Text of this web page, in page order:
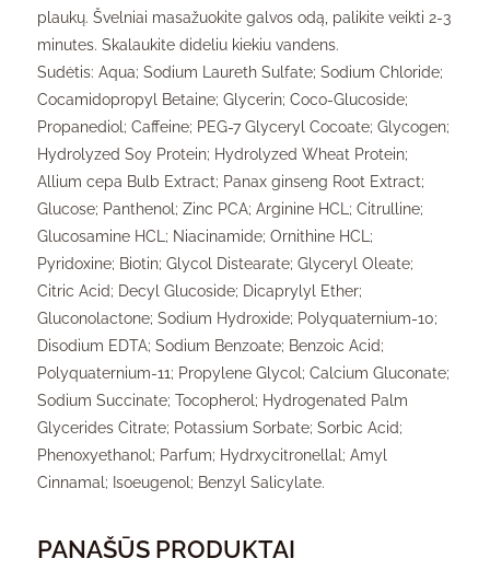
plaukų. Švelniai masažuokite galvos odą, palikite veikti 2-3
minutes. Skalaukite dideliu kiekiu vandens.
Sudėtis: Aqua; Sodium Laureth Sulfate; Sodium Chloride;
Cocamidopropyl Betaine; Glycerin; Coco-Glucoside;
Propanediol; Caffeine; PEG-7 Glyceryl Cocoate; Glycogen;
Hydrolyzed Soy Protein; Hydrolyzed Wheat Protein;
Allium cepa Bulb Extract; Panax ginseng Root Extract;
Glucose; Panthenol; Zinc PCA; Arginine HCL; Citrulline;
Glucosamine HCL; Niacinamide; Ornithine HCL;
Pyridoxine; Biotin; Glycol Distearate; Glyceryl Oleate;
Citric Acid; Decyl Glucoside; Dicaprylyl Ether;
Gluconolactone; Sodium Hydroxide; Polyquaternium-10;
Disodium EDTA; Sodium Benzoate; Benzoic Acid;
Polyquaternium-11; Propylene Glycol; Calcium Gluconate;
Sodium Succinate; Tocopherol; Hydrogenated Palm
Glycerides Citrate; Potassium Sorbate; Sorbic Acid;
Phenoxyethanol; Parfum; Hydrxycitronellal; Amyl
Cinnamal; Isoeugenol; Benzyl Salicylate.
PANAŠŪS PRODUKTAI